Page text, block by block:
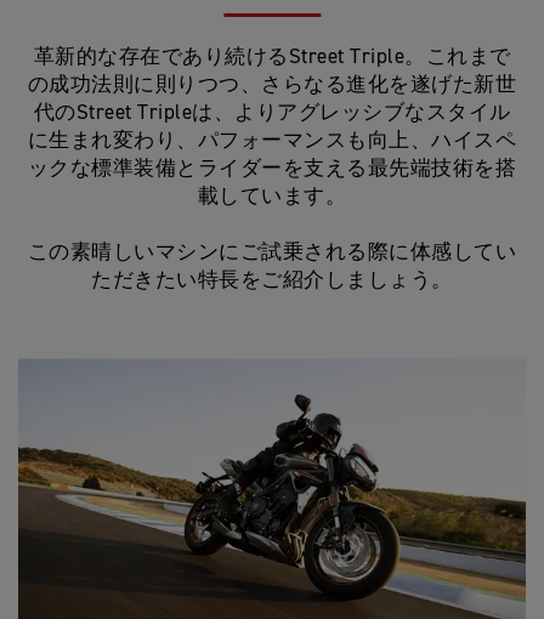
革新的な存在であり続けるStreet Triple。これまで
の成功法則に則りつつ、さらなる進化を遂げた新世
代のStreet Tripleは、よりアグレッシブなスタイル
に生まれ変わり、パフォーマンスも向上、ハイスペ
ックな標準装備とライダーを支える最先端技術を搭
載しています。
この素晴しいマシンにご試乗される際に体感してい
ただきたい特長をご紹介しましょう。